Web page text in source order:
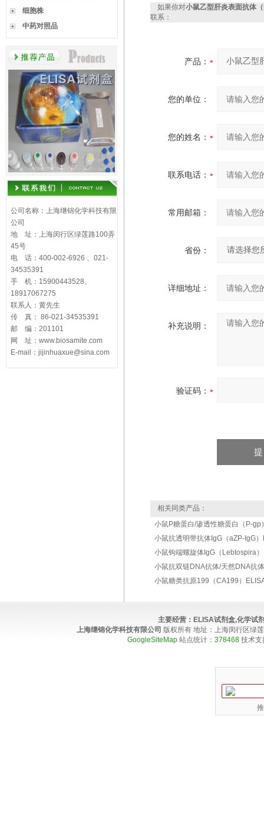
细胞株
中药对照品
公司名称：上海继锦化学科技有限
公司
地 址：上海闵行区绿莲路100弄
45号
电 话：400-002-6926 、021-
34535391
手 机：15900443528、
18917067275
联系人：黄先生
传 真： 86-021-34535391
邮 编：201101
网 址：www.biosamite.com
E-mail：jijinhuaxue@sina.com
如果你对小鼠乙型肝炎表面抗体
联系：
产品：
您的单位：
您的姓名：
联系电话：
常用邮箱：
省份：
详细地址：
补充说明：
验证码：
相关同类产品：
小鼠P糖蛋白/渗透性糖蛋白（P-gp
小鼠抗透明带抗体IgG（aZP-IgG）
小鼠钩端螺旋体IgG（Lebtospira
小鼠抗双链DNA抗体/天然DNA抗
小鼠糖类抗原199（CA199）
主要经营： ELISA试剂盒,化学试
上海继锦化学科技有限公司 版权所有 地址：上海闵行区绿
GoogleSiteMap 站点统计： 378468 技术支